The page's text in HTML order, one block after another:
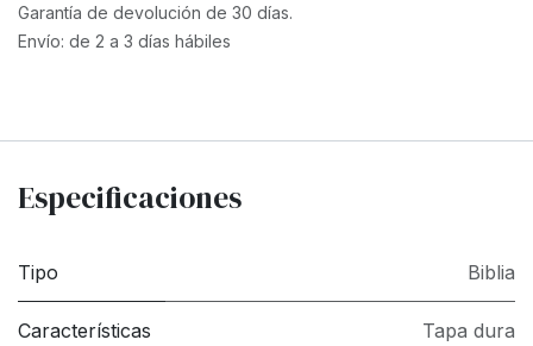
Garantía de devolución de 30 días.
Envío: de 2 a 3 días hábiles
Especificaciones
Tipo Biblia
Características Tapa dura